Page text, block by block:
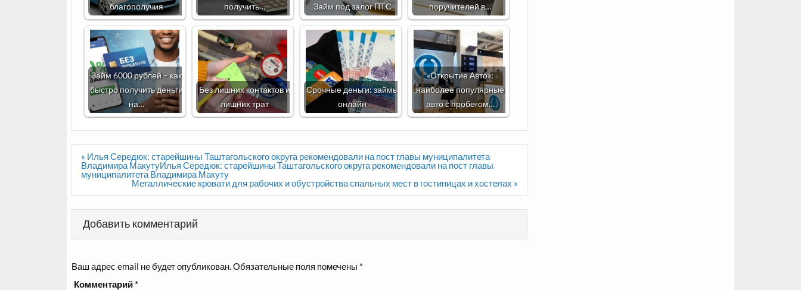
благополучия
получить…
Займ под залог ПТС
поручителей в…
Займ 6000 рублей – как
быстро получить деньги
на…
Без лишних контактов и
лишних трат
Срочные деньги: займы
онлайн
«Открытие Авто»:
наиболее популярные
авто с пробегом…
Навигация
по
записям
« Илья Середюк: старейшины Таштагольского округа рекомендовали на пост главы муниципалитета
Владимира МакутуИлья Середюк: старейшины Таштагольского округа рекомендовали на пост главы
муниципалитета Владимира Макуту
Металлические кровати для рабочих и обустройства спальных мест в гостиницах и хостелах »
Добавить комментарий
Ваш адрес email не будет опубликован. Обязательные поля помечены *
Комментарий*